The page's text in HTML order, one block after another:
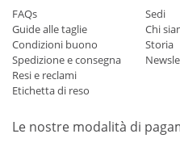
FAQs
Guide alle taglie
Condizioni buono
Spedizione e consegna
Resi e reclami
Etichetta di reso
Sedi
Chi
Storia
Le nostre modalità di